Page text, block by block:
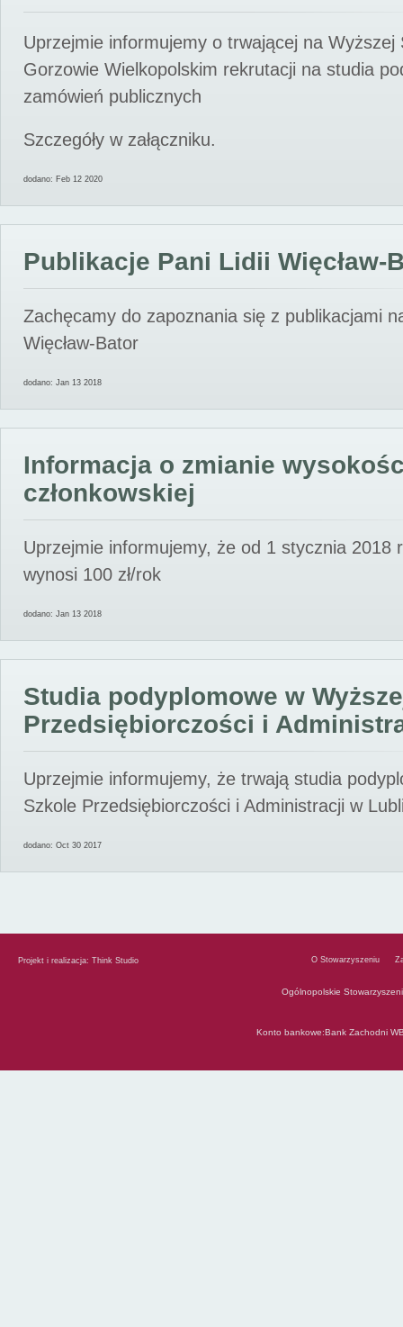
Uprzejmie informujemy o trwającej na Wyższej
Gorzowie Wielkopolskim rekrutacji na studia
zamówień publicznych
Szczegóły w załączniku.
dodano: Feb 12 2020
Publikacje Pani Lidii Więcław-
Zachęcamy do zapoznania się z publikacjami
Więcław-Bator
dodano: Jan 13 2018
Informacja o zmianie
członkowskiej
Uprzejmie informujemy, że od 1 stycznia 2018
wynosi 100 zł/rok
dodano: Jan 13 2018
Studia podyplomowe w
Przedsiębiorczości i
Uprzejmie informujemy, że trwają studia
Szkole Przedsiębiorczości i Administracji w
dodano: Oct 30 2017
Projekt i realizacja: Think Studio O Stowarzyszeniu
Ogólnopolskie
Konto bankowe:Bank Zachodni